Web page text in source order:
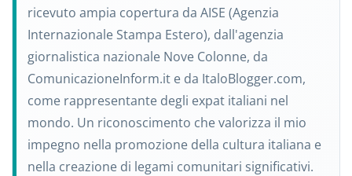
ricevuto ampia copertura da AISE (Agenzia
Internazionale Stampa Estero), dall'agenzia
giornalistica nazionale Nove Colonne, da
ComunicazioneInform.it e da ItaloBlogger.com,
come rappresentante degli expat italiani nel
mondo. Un riconoscimento che valorizza il mio
impegno nella promozione della cultura italiana e
nella creazione di legami comunitari significativi.